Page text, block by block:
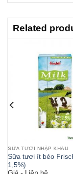
Related
SỮA TƯƠI NHẬP KHẨU
Sữa tươi ít béo
1,5%)